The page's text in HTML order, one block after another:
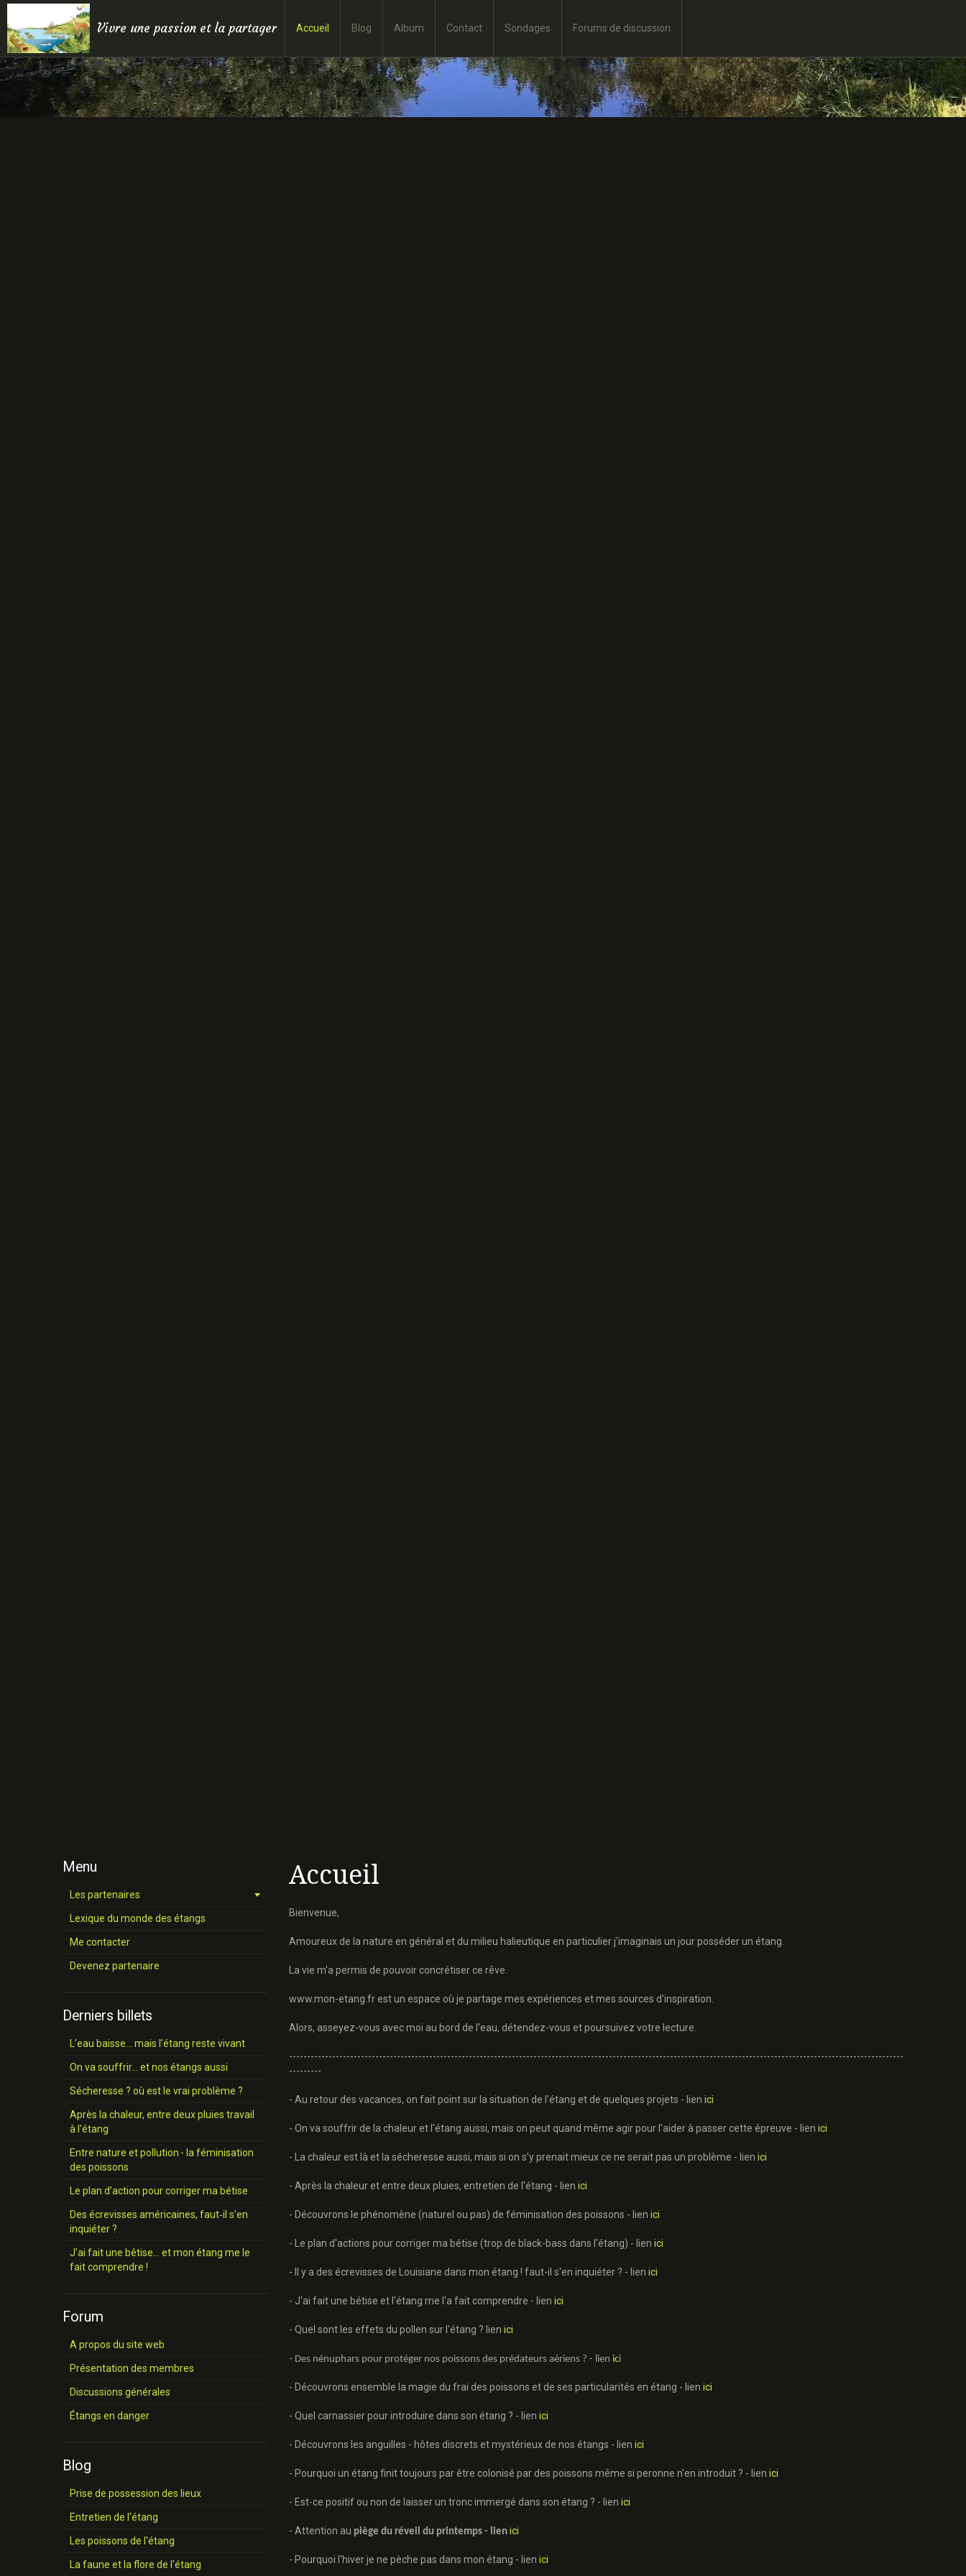
Vivre une passion et la partager Accueil Blog Album Contact Sondages Forums de discussion
Accueil
Bienvenue,
Amoureux de la nature en général et du milieu halieutique en particulier j'imaginais un jour posséder un étang.
La vie m'a permis de pouvoir concrétiser ce rêve.
www.mon-etang.fr est un espace où je partage mes expériences et mes sources d'inspiration.
Alors, asseyez-vous avec moi au bord de l'eau, détendez-vous et poursuivez votre lecture.
---------------------------------------------------------------------------------------------------------------------------------------------------------------------------
---------
- Au retour des vacances, on fait point sur la situation de l'étang et de quelques projets - lien ici
- On va souffrir de la chaleur et l'étang aussi, mais on peut quand même agir pour l'aider à passer cette épreuve - lien ici
- La chaleur est là et la sécheresse aussi, mais si on s'y prenait mieux ce ne serait pas un problème - lien ici
- Après la chaleur et entre deux pluies, entretien de l'étang - lien ici
- Découvrons le phénomène (naturel ou pas) de féminisation des poissons - lien ici
- Le plan d'actions pour corriger ma bétise (trop de black-bass dans l'étang) - lien ici
- Il y a des écrevisses de Louisiane dans mon étang ! faut-il s'en inquiéter ? - lien ici
- J'ai fait une bétise et l'étang me l'a fait comprendre - lien ici
- Quel sont les effets du pollen sur l'étang ? lien ici
- Des nénuphars pour protéger nos poissons des prédateurs aériens ? - lien ici
- Découvrons ensemble la magie du frai des poissons et de ses particularités en étang - lien ici
- Quel carnassier pour introduire dans son étang ? - lien ici
- Découvrons les anguilles - hôtes discrets et mystérieux de nos étangs - lien ici
- Pourquoi un étang finit toujours par être colonisé par des poissons même si peronne n'en introduit ? - lien ici
- Est-ce positif ou non de laisser un tronc immergé dans son étang ? - lien ici
- Attention au piège du réveil du printemps - lien ici
- Pourquoi l'hiver je ne pèche pas dans mon étang - lien ici
Menu
Les partenaires
Lexique du monde des étangs
Me contacter
Devenez partenaire
Derniers billets
L’eau baisse… mais l’étang reste vivant
On va souffrir… et nos étangs aussi
Sécheresse ? où est le vrai problème ?
Après la chaleur, entre deux pluies travail
à l'étang
Entre nature et pollution - la féminisation
des poissons
Le plan d’action pour corriger ma bétise
Des écrevisses américaines, faut‑il s’en
inquiéter ?
J’ai fait une bêtise… et mon étang me le
fait comprendre !
Forum
A propos du site web
Présentation des membres
Discussions générales
Étangs en danger
Blog
Prise de possession des lieux
Entretien de l'étang
Les poissons de l'étang
La faune et la flore de l'étang